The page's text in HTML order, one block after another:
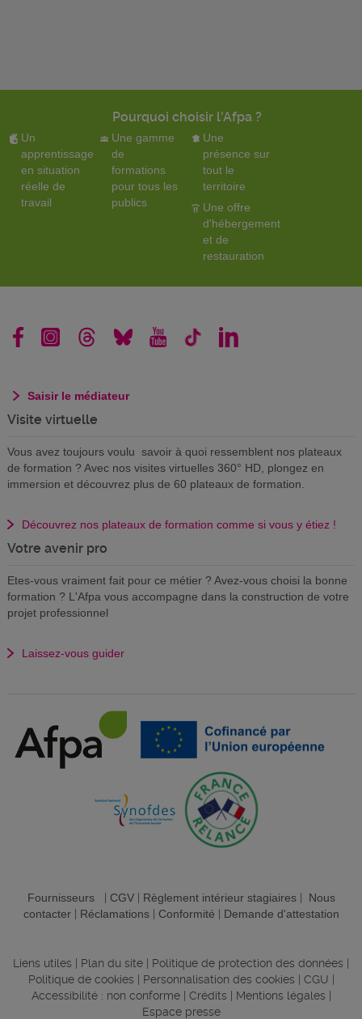
Pourquoi choisir l'Afpa ?
Un
apprentissage
en situation
réelle de
travail
Une gamme
de
formations
pour tous les
publics
Une
présence sur
tout le
territoire
Une offre
d'hébergement
et de
restauration
Saisir le médiateur
Visite virtuelle
Vous avez toujours voulu savoir à quoi ressemblent nos plateaux
de formation ? Avec nos visites virtuelles 360° HD, plongez en
immersion et découvrez plus de 60 plateaux de formation.
Découvrez nos plateaux de formation comme si vous y étiez !
Votre avenir pro
Etes-vous vraiment fait pour ce métier ? Avez-vous choisi la bonne
formation ? L'Afpa vous accompagne dans la construction de votre
projet professionnel
Laissez-vous guider
Fournisseurs| CGV| Règlement intérieur stagiaires| Nous
contacter| Réclamations| Conformité Demande d'attestation
Liens utiles Plan du site Politique de protection des données
Politique de cookies
Personnalisation des cookies CGU
Accessibilité : non conforme| Crédits Mentions légales
Espace presse